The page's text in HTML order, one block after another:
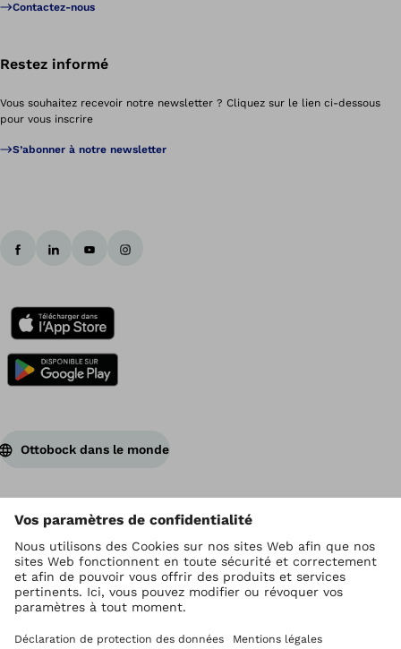
Contactez-nous
Restez informé
Vous souhaitez recevoir notre newsletter ? Cliquez sur le lien ci-dessous
pour vous inscrire
S’abonner à notre newsletter
Ottobock dans le monde
Ottobock est titulaire du droit d’auteur
Paramètres de protection des données
Conditions générales de vente
Conditions d'utilisation
Mentions légales